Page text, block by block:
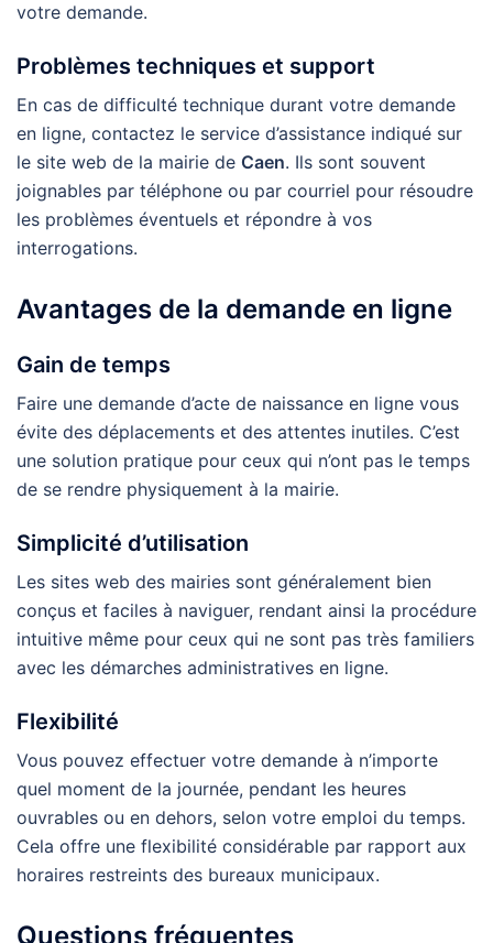
votre demande.
Problèmes techniques et support
En cas de difficulté technique durant votre demande
en ligne, contactez le service d’assistance indiqué sur
le site web de la mairie de Caen. Ils sont souvent
joignables par téléphone ou par courriel pour résoudre
les problèmes éventuels et répondre à vos
interrogations.
Avantages de la demande en ligne
Gain de temps
Faire une demande d’acte de naissance en ligne vous
évite des déplacements et des attentes inutiles. C’est
une solution pratique pour ceux qui n’ont pas le temps
de se rendre physiquement à la mairie.
Simplicité d’utilisation
Les sites web des mairies sont généralement bien
conçus et faciles à naviguer, rendant ainsi la procédure
intuitive même pour ceux qui ne sont pas très familiers
avec les démarches administratives en ligne.
Flexibilité
Vous pouvez effectuer votre demande à n’importe
quel moment de la journée, pendant les heures
ouvrables ou en dehors, selon votre emploi du temps.
Cela offre une flexibilité considérable par rapport aux
horaires restreints des bureaux municipaux.
Questions fréquentes